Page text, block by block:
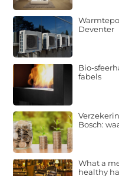
Deventer
Bio-
fabels
Bosch:
What a
healthy